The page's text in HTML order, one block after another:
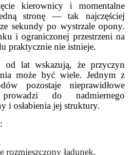
kierownicy i momentalne
stronę — tak najczęściej
sekundy po wystrzale opony.
i ograniczonej przestrzeni na
praktycznie nie istnieje.
od lat wskazują, że przyczyn
może być wiele. Jednym z
pozostaje nieprawidłowe
do nadmiernego
i osłabienia jej struktury.
rozmieszczony ładunek,